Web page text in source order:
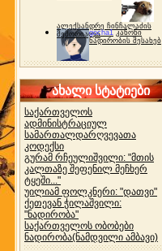
ალექსანდრე ჩინჩალაძის
მემორიალიgocha1 კანონი
ნადირობის შესახებ
ახალი სტატიები
საქართველოს
ადმინისტრაციულ
სამართალდარღვევათა
კოდექსი
გურამ რჩეულიშვილი: "მთის
კალთაზე შეფენილ მეჩხერ
ტყეში..."
უილიამ ფოლკნერი: "დათვი"
ქეთევან ჭილაშვილი:
"ნადირობა"
საქართველოს ობობები
ნადირობა(ნამდვილი ამბავი)